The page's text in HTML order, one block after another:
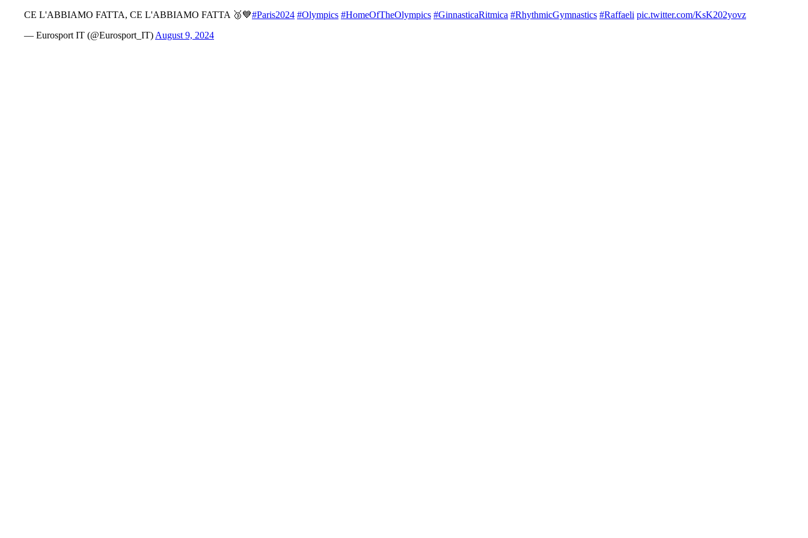
CE L'ABBIAMO FATTA, CE L'ABBIAMO FATTA 🥉💙#Paris2024 #Olympics #HomeOfTheOlympics #GinnasticaRitmica #RhythmicGymnastics #Raffaeli pic.twitter.com/KsK202yovz
— Eurosport IT (@Eurosport_IT) August 9, 2024